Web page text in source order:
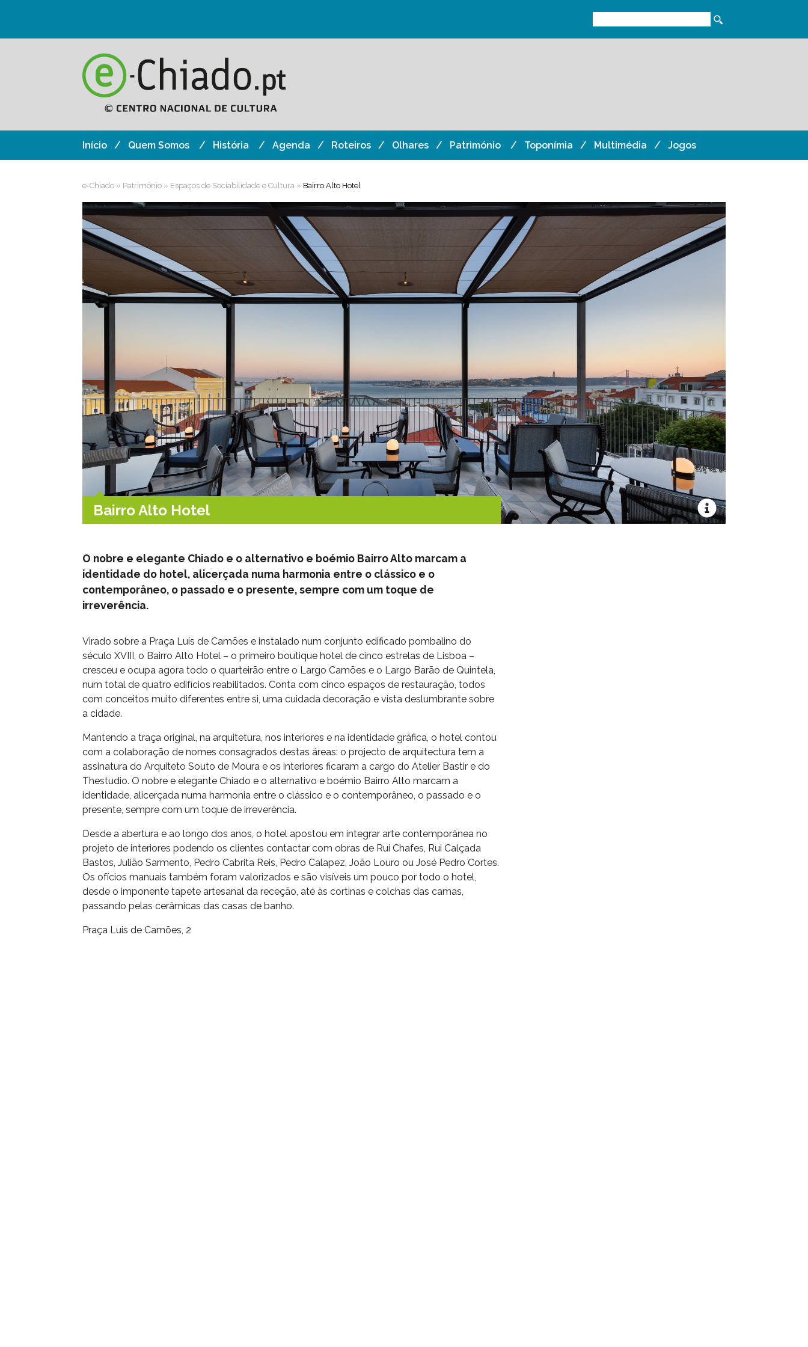
Início Quem Somos História Agenda Roteiros Olhares Património Toponímia Multimédia Jogos
e-Chiado » Património » Espaços de Sociabilidade e Cultura » Bairro Alto Hotel
Bairro Alto Hotel
O nobre e elegante Chiado e o alternativo e boémio Bairro Alto marcam a
identidade do hotel, alicerçada numa harmonia entre o clássico e o
contemporâneo, o passado e o presente, sempre com um toque de
irreverência.
Virado sobre a Praça Luís de Camões e instalado num conjunto edificado pombalino do
século XVIII, o Bairro Alto Hotel – o primeiro boutique hotel de cinco estrelas de Lisboa –
cresceu e ocupa agora todo o quarteirão entre o Largo Camões e o Largo Barão de Quintela,
num total de quatro edifícios reabilitados. Conta com cinco espaços de restauração, todos
com conceitos muito diferentes entre si, uma cuidada decoração e vista deslumbrante sobre
a cidade.
Mantendo a traça original, na arquitetura, nos interiores e na identidade gráfica, o hotel contou
com a colaboração de nomes consagrados destas áreas: o projecto de arquitectura tem a
assinatura do Arquiteto Souto de Moura e os interiores ficaram a cargo do Atelier Bastir e do
Thestudio. O nobre e elegante Chiado e o alternativo e boémio Bairro Alto marcam a
identidade, alicerçada numa harmonia entre o clássico e o contemporâneo, o passado e o
presente, sempre com um toque de irreverência.
Desde a abertura e ao longo dos anos, o hotel apostou em integrar arte contemporânea no
projeto de interiores podendo os clientes contactar com obras de Rui Chafes, Rui Calçada
Bastos, Julião Sarmento, Pedro Cabrita Reis, Pedro Calapez, João Louro ou José Pedro Cortes.
Os ofícios manuais também foram valorizados e são visíveis um pouco por todo o hotel,
desde o imponente tapete artesanal da receção, até às cortinas e colchas das camas,
passando pelas cerâmicas das casas de banho.
Praça Luis de Camões, 2